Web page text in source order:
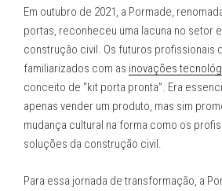
Ensino
Distância”
Em outubro de 2021, a Pormade,
portas, reconheceu uma lacuna no setor
construção civil. Os futuros profissionais
familiarizados com as inovações
conceito de “kit porta pronta”. Era
apenas vender um produto, mas sim
mudança cultural na forma como os
soluções da construção civil.
Para essa jornada de transformação, a